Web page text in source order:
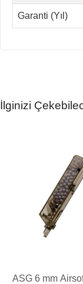
Garanti (Yıl)
İlginizi
ASG 6 mm